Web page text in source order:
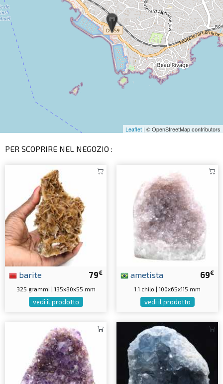
Leaflet | © OpenStreetMap contributors
PER SCOPRIRE NEL NEGOZIO :
79€
barite
325 grammi | 135x80x55 mm
vedi il prodotto
69€
ametista
1.1 chilo | 100x65x115 mm
vedi il prodotto